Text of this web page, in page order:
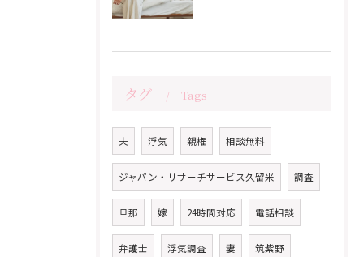
タグ Tags
夫 浮気 親権 相談無料
ジャパン・リサーチサービス久留米 調査
旦那 嫁 24時間対応 電話相談
弁護士 浮気調査 妻 筑紫野